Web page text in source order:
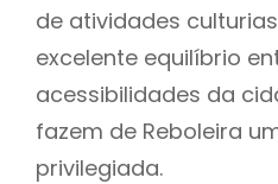
de atividades
excelente equilíbrio
acessibilidades da
fazem de Reboleira
privilegiada.